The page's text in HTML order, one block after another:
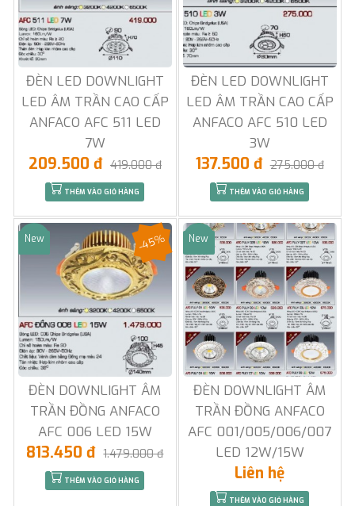
ĐÈN LED DOWNLIGHT
LED ÂM TRẦN CAO CẤP
ANFACO AFC 511 LED
7W
209.500 đ 419.000 đ
THÊM VÀO GIỎ HÀNG
ĐÈN LED DOWNLIGHT
LED ÂM TRẦN CAO CẤP
ANFACO AFC 510 LED
3W
137.500 đ 275.000 đ
THÊM VÀO GIỎ HÀNG
Sale
New
ĐÈN DOWNLIGHT ÂM
TRẦN ĐỒNG ANFACO
AFC 006 LED 15W
-45%
813.450 đ 1.479.000 đ
THÊM VÀO GIỎ HÀNG
Sale
New
ĐÈN DOWNLIGHT ÂM
TRẦN ĐỒNG ANFACO
AFC 001/005/006/007
LED 12W/15W
Liên hệ
THÊM VÀO GIỎ HÀNG